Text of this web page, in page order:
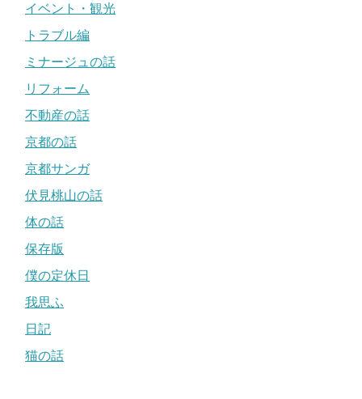
イベント・観光
トラブル編
ミナージュの話
リフォーム
不動産の話
京都の話
京都サンガ
伏見桃山の話
体の話
保存版
僕の定休日
我思ふ
日記
猫の話